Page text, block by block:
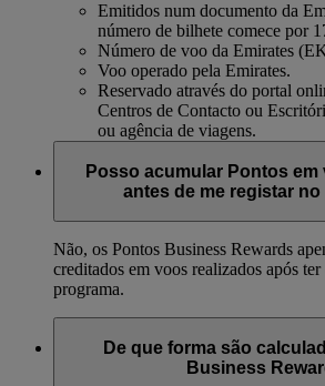
Emitidos num documento da
número de bilhete comece por
Número de voo da Emirates
Voo operado pela Emirates.
Reservado através do portal
Centros de Contacto ou
ou agência de viagens.
Posso acumular Pontos
antes de me registar
Não, os Pontos Business Rewards
creditados em voos realizados após
programa.
De que forma são
Business